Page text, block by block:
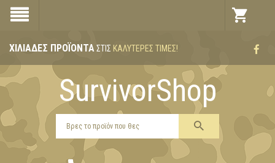
ΧΙΛΙΆΔΕΣ ΠΡΟΪΌΝΤΑΣΤΙΣ ΚΑΛΎΤΕΡΕΣ ΤΙΜΈΣ!
SurvivorShop